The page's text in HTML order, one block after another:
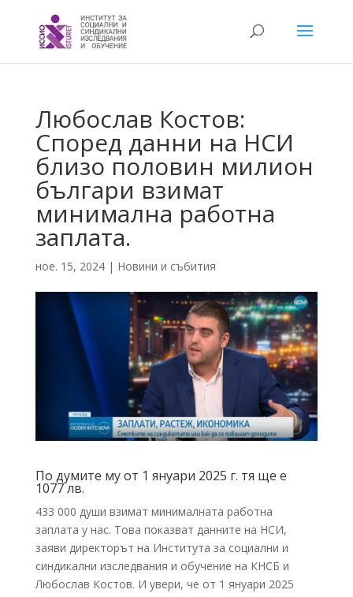
Любослав Костов:
Според данни на НСИ
близо половин милион
българи взимат
минимална работна
заплата.
ное. 15, 2024| Новини и събития
По думите му от 1 януари 2025 г. тя ще е
1077 лв.
433 000 души взимат минималната работна
заплата у нас. Това показват данните на НСИ,
заяви директорът на Института за социални и
синдикални изследвания и обучение на КНСБ и
Любослав Костов. И увери, че от 1 януари 2025